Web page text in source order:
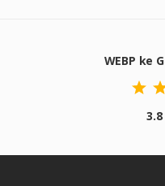
WEBP ke
3.8